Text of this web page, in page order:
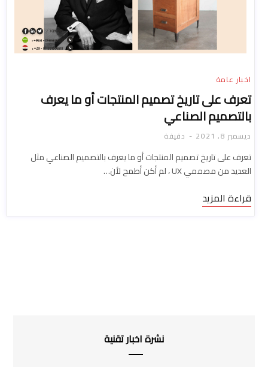
اخبار عامة
تعرف على تاريخ تصميم المنتجات أو ما يعرف
بالتصميم الصناعي
ديسمبر 8, 2021 دقيقة
تعرف على تاريخ تصميم المنتجات أو ما يعرف بالتصميم الصناعي مثل
العديد من مصممي UX ، لم أكن أطمح لأن…
قراءة المزيد
نشرة اخبار تقنية